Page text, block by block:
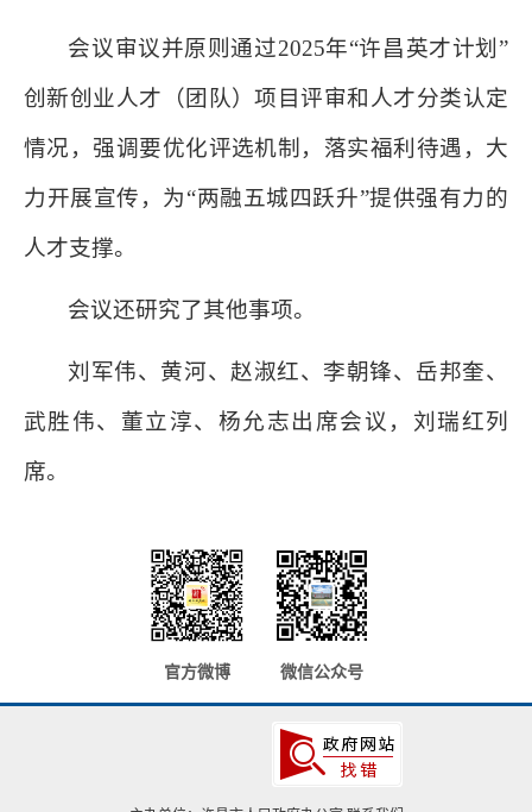
会议审议并原则通过2025年“许昌英才计划”
创新创业人才（团队）项目评审和人才分类认定
情况，强调要优化评选机制，落实福利待遇，大
力开展宣传，为“两融五城四跃升”提供强有力的
人才支撑。
会议还研究了其他事项。
刘军伟、黄河、赵淑红、李朝锋、岳邦奎、
武胜伟、董立淳、杨允志出席会议，刘瑞红列
席。
官方微博 微信公众号